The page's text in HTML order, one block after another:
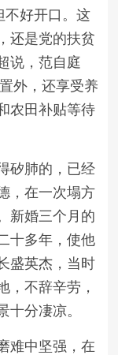
不好开口。这
还是党的扶贫
说，范自庭
外，还享受养
农田补贴等待
矽肺的，已经
，在一次塌方
新婚三个月的
十多年，使他
盛英杰，当时
，不辞辛劳，
十分凄凉。
难中坚强，在